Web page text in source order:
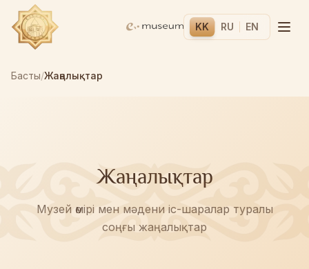
KK RU EN
Басты/Жаңалықтар
Жаңалықтар
Музей өмірі мен мәдени іс-шаралар туралы
соңғы жаңалықтар